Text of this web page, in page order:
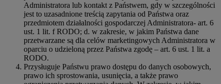
Administratora lub kontakt z Państwem, gdy w szczególności
jest to uzasadnione treścią zapytania od Państwa oraz
przedmiotem działalności gospodarczej Administratora- art. 6
ust. 1 lit. f RODO; d. w zakresie, w jakim Państwa dane
przetwarzane są dla celów marketingowych Administratora w
oparciu o udzieloną przez Państwa zgodę – art. 6 ust. 1 lit. a
RODO.
Przysługuje Państwu prawo dostępu do danych osobowych,
prawo ich sprostowania, usunięcia, a także prawo